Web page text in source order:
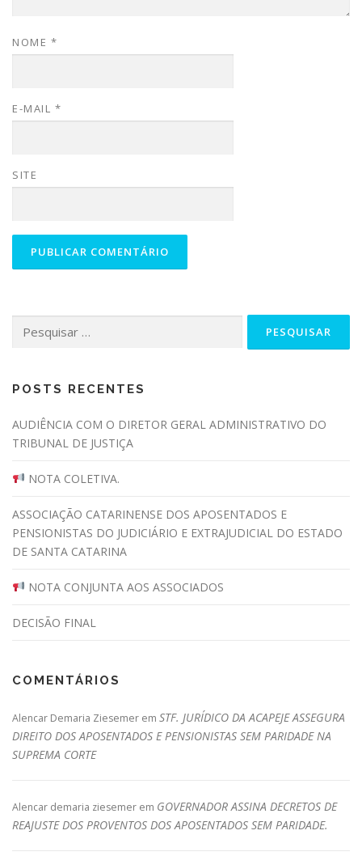
NOME *
E-MAIL *
SITE
por:
POSTS RECENTES
AUDIÊNCIA COM O DIRETOR GERAL ADMINISTRATIVO DO
TRIBUNAL DE JUSTIÇA
NOTA COLETIVA.
ASSOCIAÇÃO CATARINENSE DOS APOSENTADOS E
PENSIONISTAS DO JUDICIÁRIO E EXTRAJUDICIAL DO ESTADO
DE SANTA CATARINA
NOTA CONJUNTA AOS ASSOCIADOS
DECISÃO FINAL
COMENTÁRIOS
Alencar Demaria Ziesemer em STF. JURÍDICO DA ACAPEJE ASSEGURA
DIREITO DOS APOSENTADOS E PENSIONISTAS SEM PARIDADE NA
SUPREMA CORTE
Alencar demaria ziesemer em GOVERNADOR ASSINA DECRETOS DE
REAJUSTE DOS PROVENTOS DOS APOSENTADOS SEM PARIDADE.